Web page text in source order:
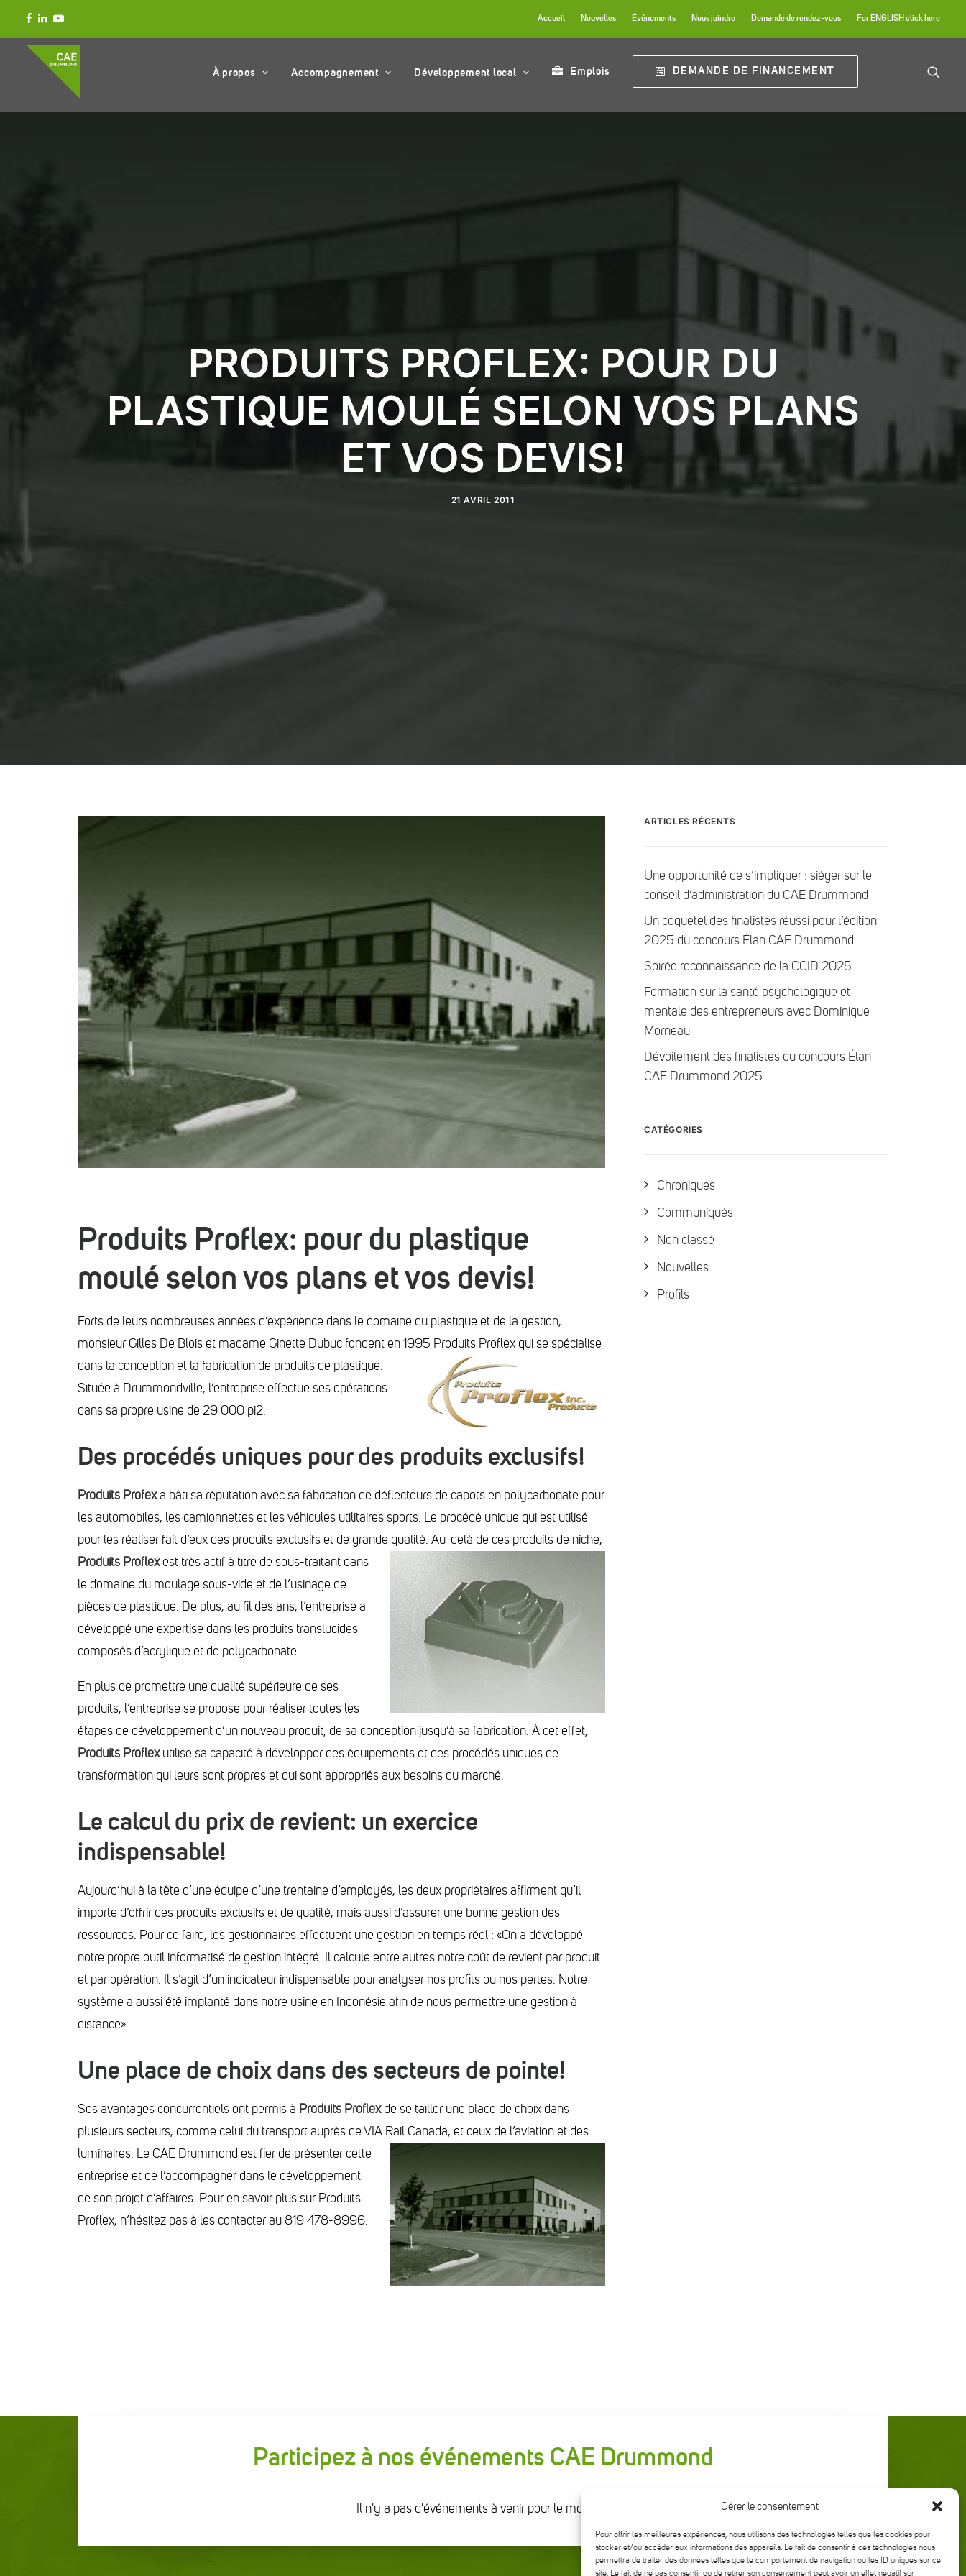
Gérer le consentement
Pour offrir les meilleures expériences, nous utilisons des technologies telles que les cookies pour
stocker et/ou accéder aux informations des appareils. Le fait de consentir à ces technologies nous
permettra de traiter des données telles que le comportement de navigation ou les ID uniques sur ce
site. Le fait de ne pas consentir ou de retirer son consentement peut avoir un effet négatif sur
Accueil Nouvelles Événements Nous joindre Demande de rendez-vous For ENGLISH click here
À propos Accompagnement Développement local Emplois DEMANDE DE FINANCEMENT
PRODUITS PROFLEX: POUR DU
PLASTIQUE MOULÉ SELON VOS PLANS
ET VOS DEVIS!
21 AVRIL 2011
Produits Proflex: pour du plastique
moulé selon vos plans et vos devis!
Forts de leurs nombreuses années d’expérience dans le domaine du plastique et de la gestion,
monsieur Gilles De Blois et madame Ginette Dubuc fondent en 1995 Produits Proflex qui se spécialise
dans la conception et la fabrication de produits de plastique.
Située à Drummondville, l’entreprise effectue ses opérations
dans sa propre usine de 29 000 pi2.
Des procédés uniques pour des produits exclusifs!
Produits Profexa bâti sa réputation avec sa fabrication de déflecteurs de capots en polycarbonate pour
les automobiles, les camionnettes et les véhicules utilitaires sports. Le procédé unique qui est utilisé
pour les réaliser fait d’eux des produits exclusifs et de grande qualité. Au-delà de ces produits de niche,
Produits Proflexest très actif à titre de sous-traitant dans
le domaine du moulage sous-vide et de l’usinage de
pièces de plastique. De plus, au fil des ans, l’entreprise a
développé une expertise dans les produits translucides
composés d’acrylique et de polycarbonate.
En plus de promettre une qualité supérieure de ses
produits, l’entreprise se propose pour réaliser toutes les
étapes de développement d’un nouveau produit, de sa conception jusqu’à sa fabrication. À cet effet,
Produits Proflexutilise sa capacité à développer des équipements et des procédés uniques de
transformation qui leurs sont propres et qui sont appropriés aux besoins du marché.
Le calcul du prix de revient: un exercice
indispensable!
Aujourd’hui à la tête d’une équipe d’une trentaine d’employés, les deux propriétaires affirment qu’il
importe d’offrir des produits exclusifs et de qualité, mais aussi d’assurer une bonne gestion des
ressources. Pour ce faire, les gestionnaires effectuent une gestion en temps réel : «On a développé
notre propre outil informatisé de gestion intégré. Il calcule entre autres notre coût de revient par produit
et par opération. Il s’agit d’un indicateur indispensable pour analyser nos profits ou nos pertes. Notre
système a aussi été implanté dans notre usine en Indonésie afin de nous permettre une gestion à
distance».
Une place de choix dans des secteurs de pointe!
Ses avantages concurrentiels ont permis à Produits Proflexde se tailler une place de choix dans
plusieurs secteurs, comme celui du transport auprès de VIA Rail Canada, et ceux de l’aviation et des
luminaires. Le CAE Drummond est fier de présenter cette
entreprise et de l’accompagner dans le développement
de son projet d’affaires. Pour en savoir plus sur Produits
Proflex, n’hésitez pas à les contacter au 819 478-8996.
ARTICLES RÉCENTS
Une opportunité de s’impliquer : siéger sur le
conseil d’administration du CAE Drummond
Un coquetel des finalistes réussi pour l’édition
2025 du concours Élan CAE Drummond
Soirée reconnaissance de la CCID 2025
Formation sur la santé psychologique et
mentale des entrepreneurs avec Dominique
Morneau
Dévoilement des finalistes du concours Élan
CAE Drummond 2025
CATÉGORIES
Chroniques
Communiqués
Non classé
Nouvelles
Profils
Participez à nos événements CAE Drummond
Il n'y a pas d'événements à venir pour le moment